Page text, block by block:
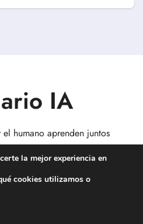
IA
humano aprenden juntos
reservados
la mejor experiencia en
cookies utilizamos o